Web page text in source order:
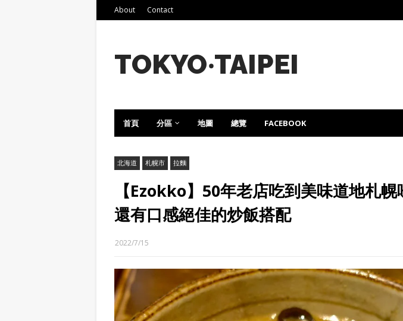
About Contact
TOKYO‧TAIPEI
首頁 分區 地圖 總覽 FACEBOOK
北海道 札幌市 拉麵
【Ezokko】50年老店吃到美味道地札
還有口感絕佳的炒飯搭配
2022/7/15